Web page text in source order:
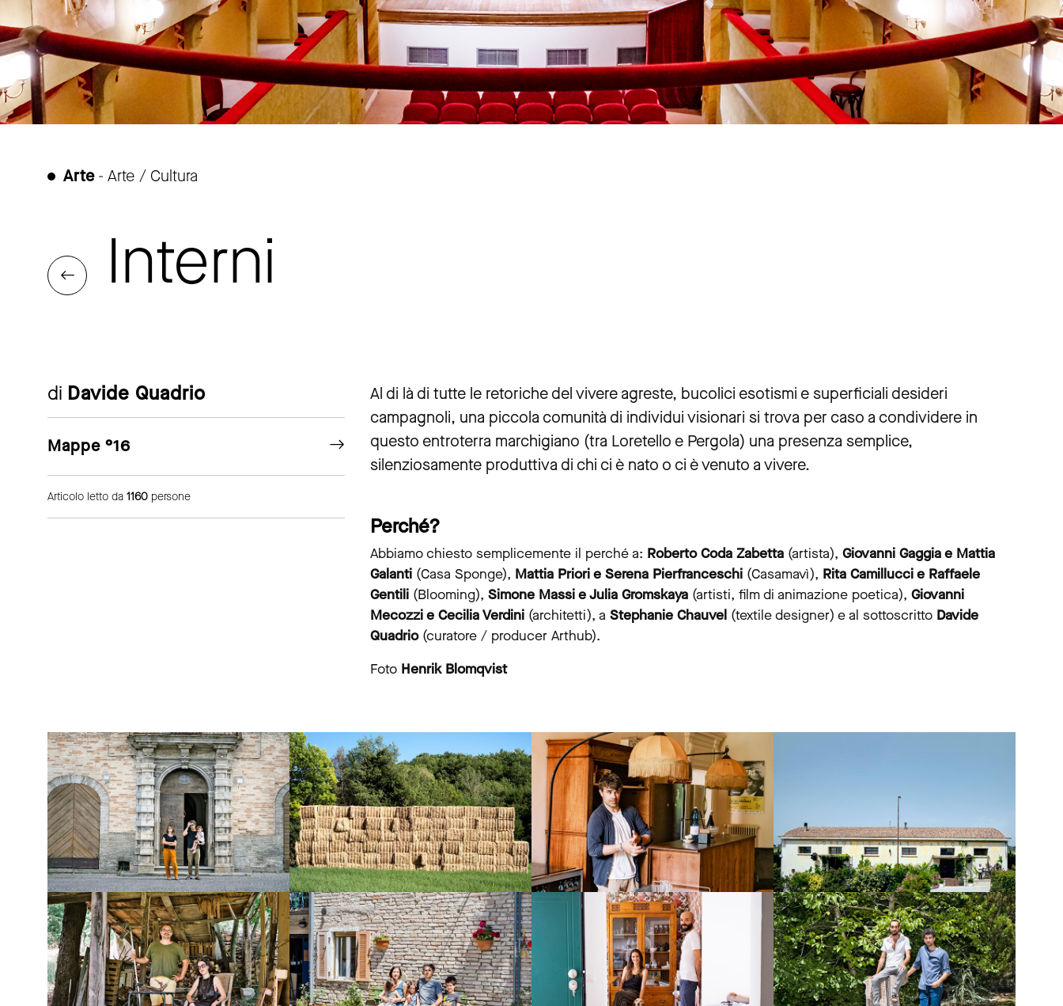
Arte- Arte / Cultura
Interni
di Davide Quadrio
Mappe °16
Articolo letto da 1160 persone
Al di là di tutte le retoriche del vivere agreste, bucolici esotismi e superficiali desideri
campagnoli, una piccola comunità di individui visionari si trova per caso a condividere in
questo entroterra marchigiano (tra Loretello e Pergola) una presenza semplice,
silenziosamente produttiva di chi ci è nato o ci è venuto a vivere.
Perché?
Abbiamo chiesto semplicemente il perché a: Roberto Coda Zabetta(artista), Giovanni Gaggia e Mattia
Galanti(Casa Sponge), Mattia Priori e Serena Pierfranceschi(Casamavì), Rita Camillucci e Raffaele
Gentili(Blooming), Simone Massi e Julia Gromskaya(artisti, film di animazione poetica), Giovanni
Mecozzi e Cecilia Verdini(architetti), a Stephanie Chauvel(textile designer) e al sottoscritto Davide
Quadrio(curatore / producer Arthub).
Foto Henrik Blomqvist